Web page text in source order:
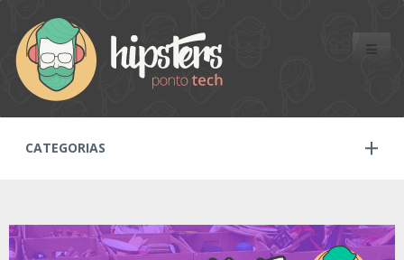
Toggle
CATEGORIAS